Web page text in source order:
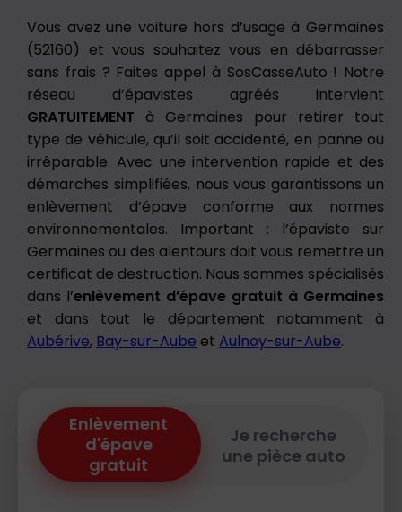
Vous avez une voiture hors d’usage à Germaines
(52160) et vous souhaitez vous en débarrasser
sans frais ? Faites appel à SosCasseAuto ! Notre
réseau d’épavistes agréés intervient
GRATUITEMENT à Germaines pour retirer tout
type de véhicule, qu’il soit accidenté, en panne ou
irréparable. Avec une intervention rapide et des
démarches simplifiées, nous vous garantissons un
enlèvement d’épave conforme aux normes
environnementales. Important : l’épaviste sur
Germaines ou des alentours doit vous remettre un
certificat de destruction. Nous sommes spécialisés
dans l’enlèvement d’épave gratuit à Germaines
et dans tout le département notamment à
Aubérive, Bay-sur-Aube et Aulnoy-sur-Aube.
Enlèvement
d'épave
gratuit
Je recherche
une pièce auto